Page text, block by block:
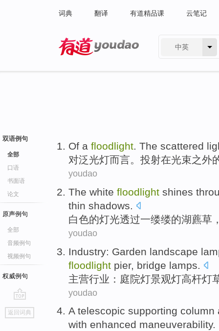
词典 翻译 有道精品课 云笔记
中英
双语例句
全部
口语
书面语
论文
原声例句
全部
音频例句
视频例句
权威例句
go
top
返回词典
Of a floodlight. The scattered
对泛光灯而言。投射在光束之外
youdao
The white floodlight shines
thin shadows.
白色的灯光透过一缕缕的湖藨草
youdao
Industry: Garden landscape
floodlight pier, bridge lamps
主营行业 ： 庭院灯景观灯高杆灯
youdao
A telescopic supporting column
with enhanced maneuverability.